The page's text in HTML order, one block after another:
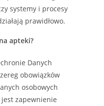
systemy i procesy
prawidłowo.
apteki?
Danych
obowiązków
osobowych
zapewnienie